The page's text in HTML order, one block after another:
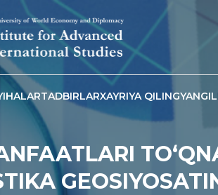
TADBIRLARXAYRIYA QILING